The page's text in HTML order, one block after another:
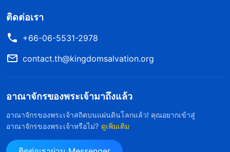
ติดต่อเรา
+66-06-5531-2978
contact.th@kingdomsalvation.org
อาณาจักรของพระเจ้ามาถึงแล้ว
อาณาจักรของพระเจ้าสถิตบนแผ่นดินโลกแล้ว! คุณอยากเข้าสู่
อาณาจักรของพระเจ้าหรือไม่? ดูเพิ่มเติม